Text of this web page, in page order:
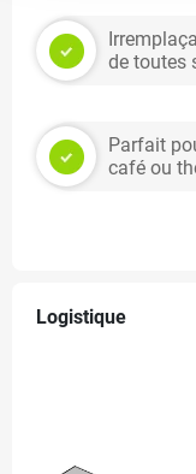
de toutes
Parfait
café ou
Logistique